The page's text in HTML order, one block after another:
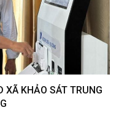
XÃ KHẢO SÁT TRUNG